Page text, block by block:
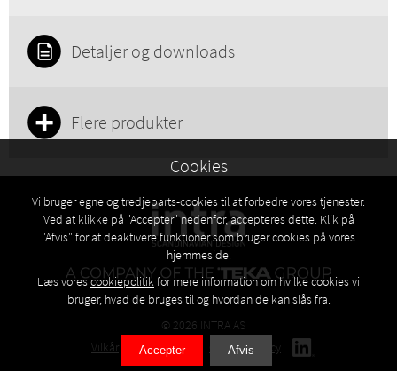
Detaljer og downloads
Flere produkter
© 2026 INTRA AS
Vilkår
Privacy policy Cookies policy
Cookies
Vi bruger egne og tredjeparts-cookies til at forbedre vores tjenester.
Ved at klikke på "Accepter" nedenfor, accepteres dette. Klik på
"Afvis" for at deaktivere funktioner som bruger cookies på vores
hjemmeside.
Læs vorescookiepolitik for mere information om hvilke cookies vi
bruger, hvad de bruges til og hvordan de kan slås fra.
Accepter Afvis